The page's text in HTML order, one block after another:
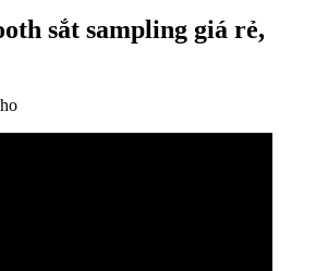
sắt sampling giá rẻ,